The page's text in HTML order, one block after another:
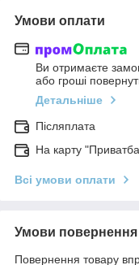
Умови оплати
Ви отримаєте
або гроші
Детальніше
Післяплата
На карту
Всі умови оплати
Умови повернення
Повернення товару